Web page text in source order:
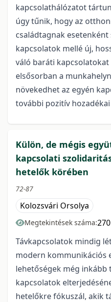
kapcsolathálózatot
úgy tűnik, hogy az
családtagnak esetenként
kapcsolatok mellé új,
váló baráti
elsősorban a
növekedhet az egyén
további pozitív
Külön, de mégis
kapcsolati
hetelők körében
72-87
Kolozsvári Orsolya
Megtekintések száma:270
Távkapcsolatok mindig
modern kommunikációs
lehetőségek még inkább
kapcsolatok
hetelőkre fókuszál, akik